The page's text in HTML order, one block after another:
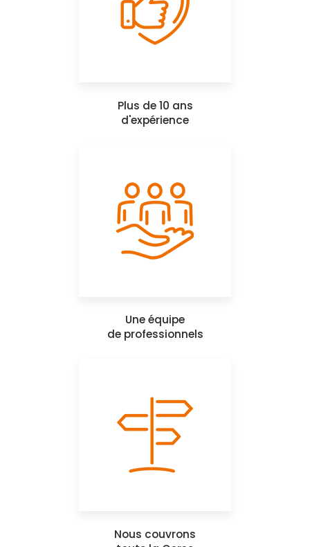
Plus de 10 ans
d'expérience
Une équipe
de professionnels
Nous couvrons